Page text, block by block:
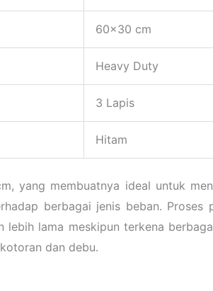
60×30 cm
Heavy Duty
3 Lapis
Hitam
yang membuatnya ideal untuk
berbagai jenis beban.
lama meskipun terkena
dan debu.